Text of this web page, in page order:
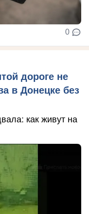
0
дороге не
в Донецке без
как живут на